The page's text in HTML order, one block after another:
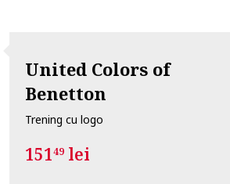
United Colors of
Benetton
Trening cu logo
15149lei